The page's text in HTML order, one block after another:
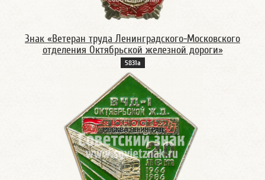
Знак «Ветеран труда Ленинградского-Московского
отделения Октябрьской железной дороги»
5831а